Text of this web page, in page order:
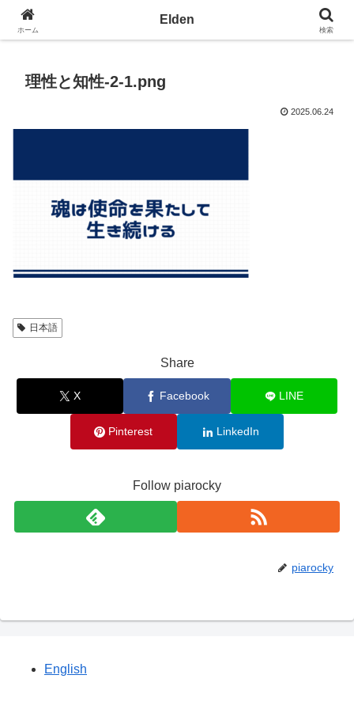
光の園エルデン - 地球を愛の星へ
理性と知性-2-1.png
2025.06.24
日本語
Share
X Facebook LINE
Pinterest LinkedIn
Follow piarocky
piarocky
English
ホーム
Elden
検索